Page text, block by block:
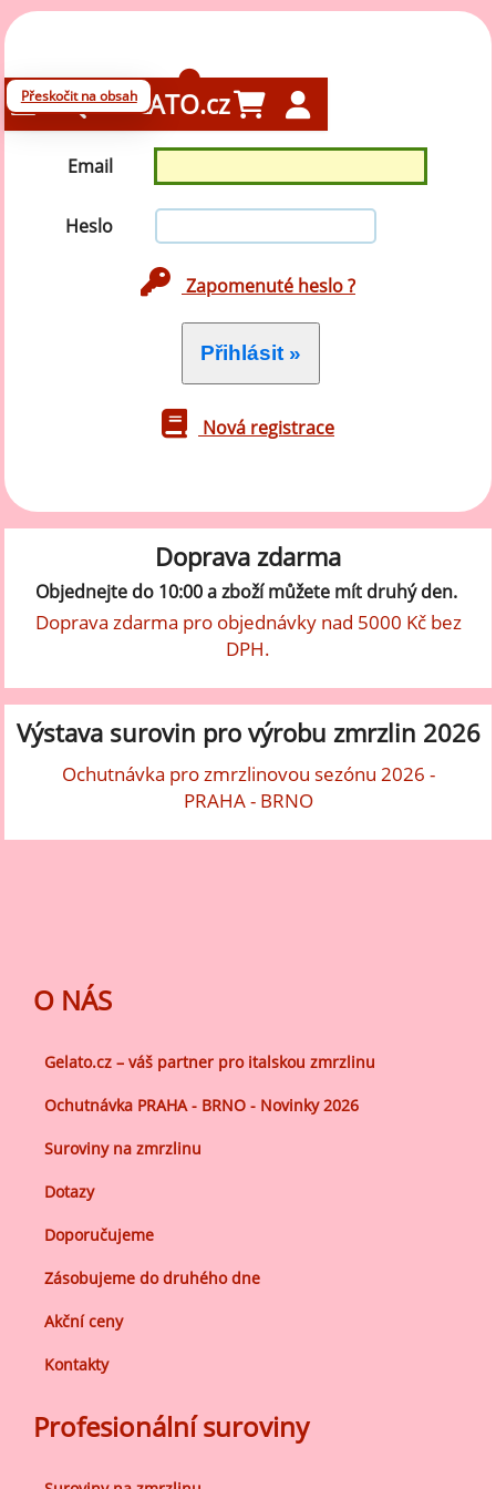
Přeskočit na obsahGELATO.czPřihlášení
Email
Heslo
Zapomenuté heslo ?
Nová registrace
Doprava zdarma
Objednejte do 10:00 a zboží můžete mít druhý den.
Doprava zdarma pro objednávky nad 5000 Kč bez
DPH.
Výstava surovin pro výrobu zmrzlin 2026
Ochutnávka pro zmrzlinovou sezónu 2026 -
PRAHA - BRNO
O NÁS
Gelato.cz – váš partner pro italskou zmrzlinu
Ochutnávka PRAHA - BRNO - Novinky 2026
Suroviny na zmrzlinu
Dotazy
Doporučujeme
Zásobujeme do druhého dne
Akční ceny
Kontakty
Profesionální suroviny